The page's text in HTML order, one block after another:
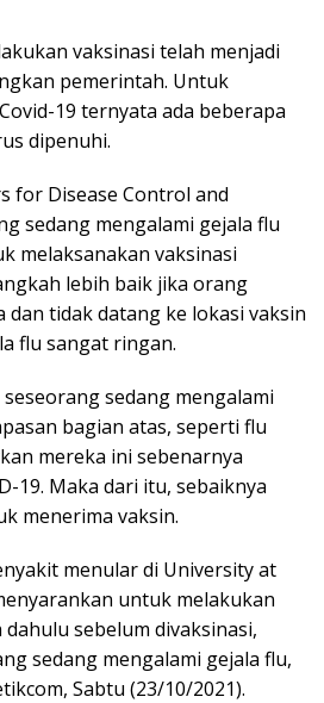
vaksinasi telah menjadi
pemerintah. Untuk
19 ternyata ada beberapa
dipenuhi.
for Disease Control and
sedang mengalami gejala flu
melaksanakan vaksinasi
lebih baik jika orang
tidak datang ke lokasi vaksin
flu sangat ringan.
sedang mengalami
bagian atas, seperti flu
mereka ini sebenarnya
19. Maka dari itu, sebaiknya
menerima vaksin.
menular di University at
untuk melakukan
sebelum divaksinasi,
sedang mengalami gejala flu,
Sabtu (23/10/2021).